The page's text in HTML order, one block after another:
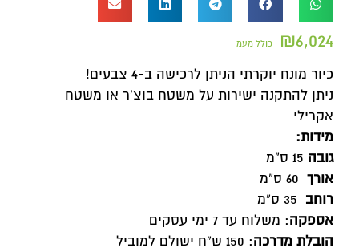
₪6,024 כולל מעמ
כיור מונח יוקרתי הניתן לרכישה ב-4 צבעים!
ניתן להתקנה ישירות על משטח בוצ'ר או משטח
אקרילי
מידות:
גובה
אורך
רוחב
אספקה: משלוח עד 7 ימי עסקים
הובלת מדרכה: 150 ש”ח ישולם למוביל